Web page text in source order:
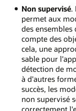
Non supervisé.
permet aux
des ensembles
compte des
cela, une
sable pour
détection de
à d'autres
succès, les
non supervisé